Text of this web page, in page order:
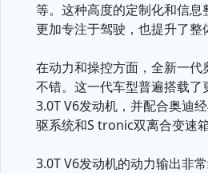
等。这种高度的定制化和信息
更加专注于驾驶，也提升了整
在动力和操控方面，全新一代
不错。这一代车型普遍搭载了
3.0T V6发动机，并配合奥迪
驱系统和S tronic双离合变速箱
3.0T V6发动机的动力输出非